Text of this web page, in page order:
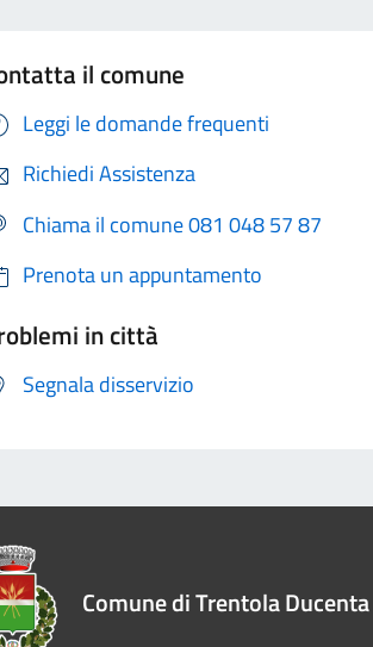
il comune
Leggi le domande frequenti
Richiedi Assistenza
Chiama il comune 081 048 57 87
Prenota un appuntamento
in città
Segnala disservizio
Comune di Trentola Ducenta